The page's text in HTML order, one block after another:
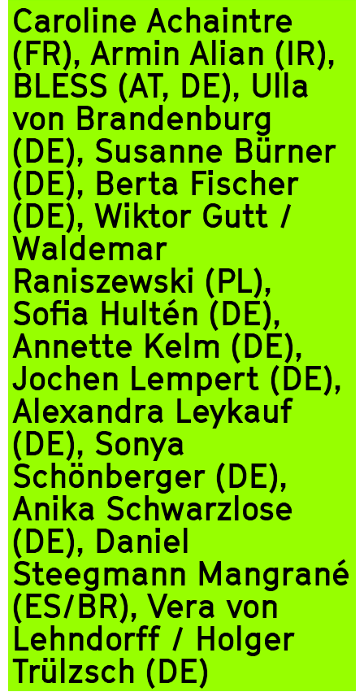
Caroline Achaintre
(FR), Armin Alian (IR),
BLESS (AT, DE), Ulla
von Brandenburg
(DE), Susanne Bürner
(DE), Berta Fischer
(DE), Wiktor Gutt /
Waldemar
Raniszewski (PL),
Sofia Hultén (DE),
Annette Kelm (DE),
Jochen Lempert (DE),
Alexandra Leykauf
(DE), Sonya
Schönberger (DE),
Anika Schwarzlose
(DE), Daniel
Steegmann Mangrané
(ES/BR), Vera von
Lehndorff / Holger
Trülzsch (DE)